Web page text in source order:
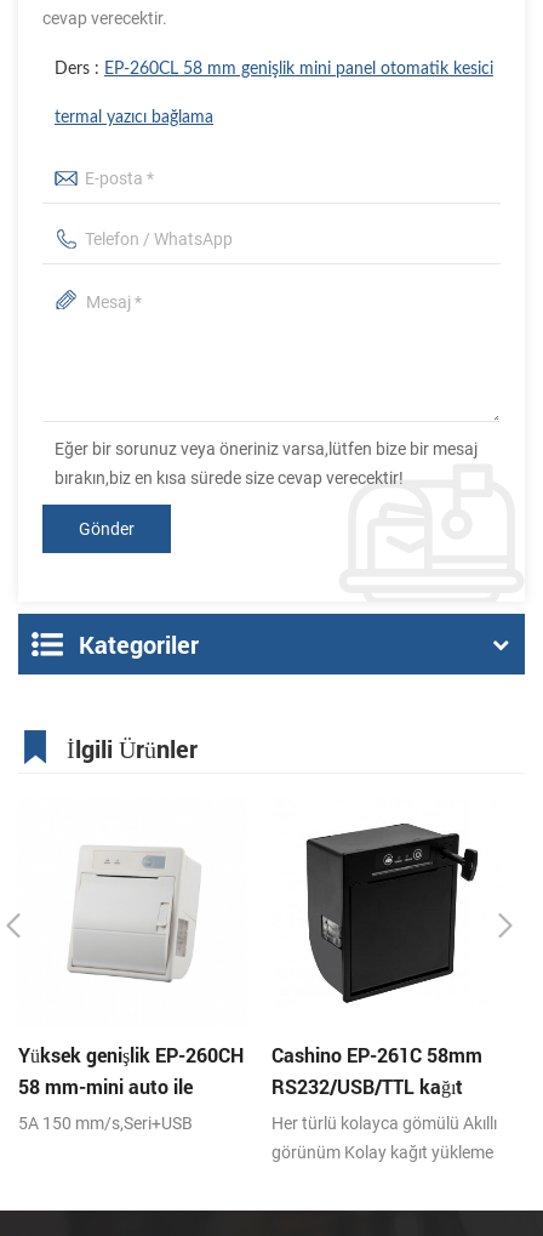
cevap verecektir.
Ders : EP-260CL 58 mm genişlik mini panel otomatik kesici
termal yazıcı bağlama
Eğer bir sorunuz veya öneriniz varsa,lütfen bize bir mesaj
bırakın,biz en kısa sürede size cevap verecektir!
Kategoriler
İlgili Ürünler
Yüksek genişlik EP-260CH
58 mm-mini auto ile
termal yazıcı panel kesici
5A 150 mm/s,Seri+USB
Cashino EP-261C 58mm
RS232/USB/TTL kağıt
yakın uç gömülü panel
otomatik kesici ile termal
Her türlü kolayca gömülü Akıllı
görünüm Kolay kağıt yükleme
Farklı arayüz isteğe bağlı Ön